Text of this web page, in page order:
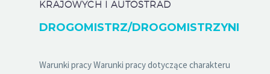
KRAJOWYCH I AUTOSTRAD
DROGOMISTRZ/DROGOMISTRZYNI
Warunki pracy Warunki pracy dotyczące charakteru